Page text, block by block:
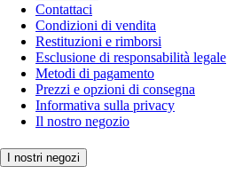
Contattaci
Condizioni di vendita
Restituzioni e rimborsi
Esclusione di responsabilità legale
Metodi di pagamento
Prezzi e opzioni di consegna
Informativa sulla privacy
Il nostro negozio
I nostri negozi